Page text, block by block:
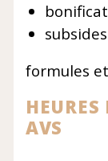
formules
AVS